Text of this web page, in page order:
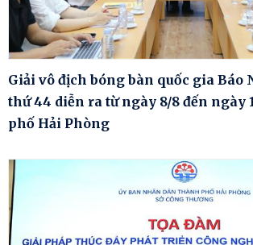
Giải vô địch bóng bàn quốc gia Báo
thứ 44 diễn ra từ ngày 8/8 đến ngày
phố Hải Phòng